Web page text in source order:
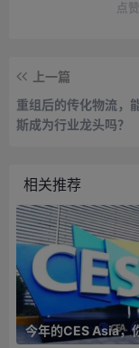
点赞
上一篇
重组后的传化物流，
斯成为行业龙头吗？
相关推荐